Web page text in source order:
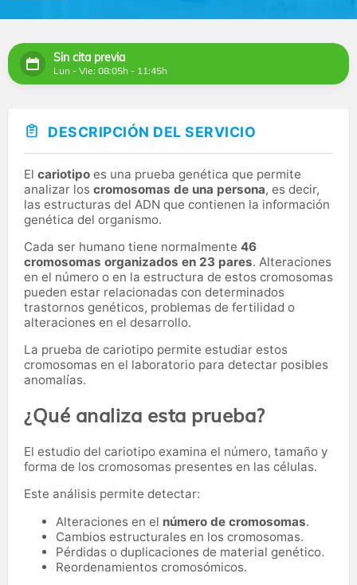
Sin cita previa
Lun - Vie: 08:05h - 11:45h
DESCRIPCIÓN DEL SERVICIO
El cariotipo es una prueba genética que permite
analizar los cromosomas de una persona, es decir,
las estructuras del ADN que contienen la información
genética del organismo.
Cada ser humano tiene normalmente 46
cromosomas organizados en 23 pares. Alteraciones
en el número o en la estructura de estos cromosomas
pueden estar relacionadas con determinados
trastornos genéticos, problemas de fertilidad o
alteraciones en el desarrollo.
La prueba de cariotipo permite estudiar estos
cromosomas en el laboratorio para detectar posibles
anomalías.
¿Qué analiza esta prueba?
El estudio del cariotipo examina el número, tamaño y
forma de los cromosomas presentes en las células.
Este análisis permite detectar:
Alteraciones en el número de cromosomas.
Cambios estructurales en los cromosomas.
Pérdidas o duplicaciones de material genético.
Reordenamientos cromosómicos.